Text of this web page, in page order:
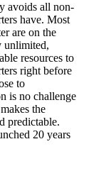
avoids all non-
have. Most
are on the
unlimited,
resources to
right before
to
is no challenge
the
predictable.
20 years